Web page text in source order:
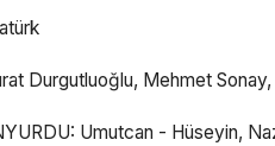
Durgutluoğlu, Mehmet
Umutcan - Hüseyin,